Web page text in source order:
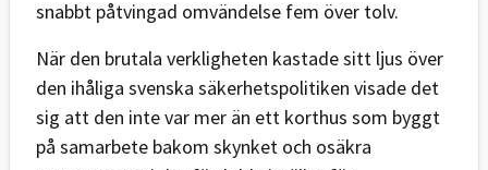
snabbt påtvingad omvändelse fem över tolv.
När den brutala verkligheten kastade sitt ljus över
den ihåliga svenska säkerhetspolitiken visade det
sig att den inte var mer än ett korthus som byggt
på samarbete bakom skynket och osäkra